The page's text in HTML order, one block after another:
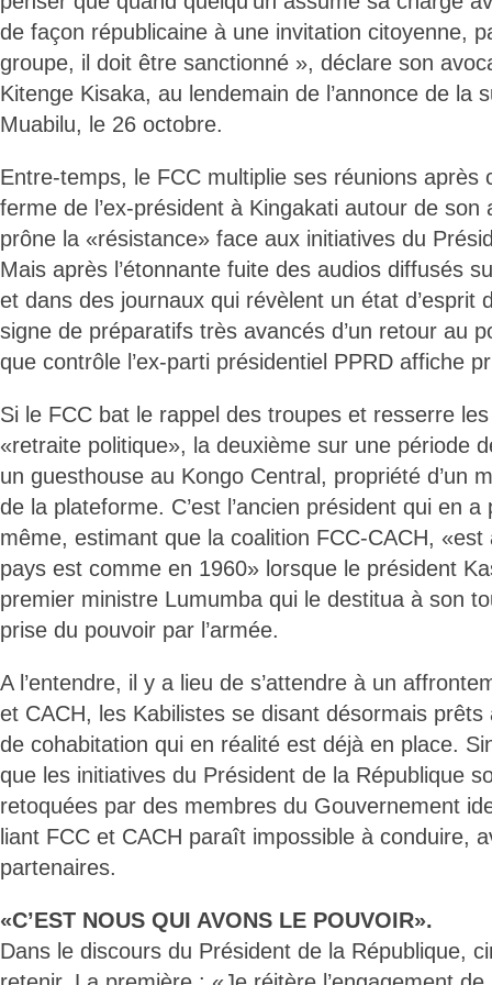
de façon républicaine à une invitation citoyenne,
groupe, il doit être sanctionné », déclare son
Kitenge Kisaka, au lendemain de l’annonce de la
Muabilu, le 26 octobre.
Entre-temps, le FCC multiplie ses réunions après
ferme de l’ex-président à Kingakati autour de son
prône la «résistance» face aux initiatives du
Mais après l’étonnante fuite des audios diffusés
et dans des journaux qui révèlent un état d’esprit
signe de préparatifs très avancés d’un retour au
que contrôle l’ex-parti présidentiel PPRD affiche
Si le FCC bat le rappel des troupes et resserre
«retraite politique», la deuxième sur une période
un guesthouse au Kongo Central, propriété d’un
de la plateforme. C’est l’ancien président qui en a
même, estimant que la coalition FCC-CACH,
pays est comme en 1960» lorsque le président
premier ministre Lumumba qui le destitua à son
prise du pouvoir par l’armée.
A l’entendre, il y a lieu de s’attendre à un
et CACH, les Kabilistes se disant désormais
de cohabitation qui en réalité est déjà en place.
que les initiatives du Président de la République
retoquées par des membres du Gouvernement
liant FCC et CACH paraît impossible à conduire,
partenaires.
«C’EST NOUS QUI AVONS LE POUVOIR».
Dans le discours du Président de la République,